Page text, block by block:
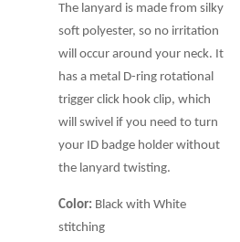
The lanyard is made from silky
soft polyester, so no irritation
will occur around your neck. It
has a metal D-ring rotational
trigger click hook clip, which
will swivel if you need to turn
your ID badge holder without
the lanyard twisting.
Color: Black with White
stitching